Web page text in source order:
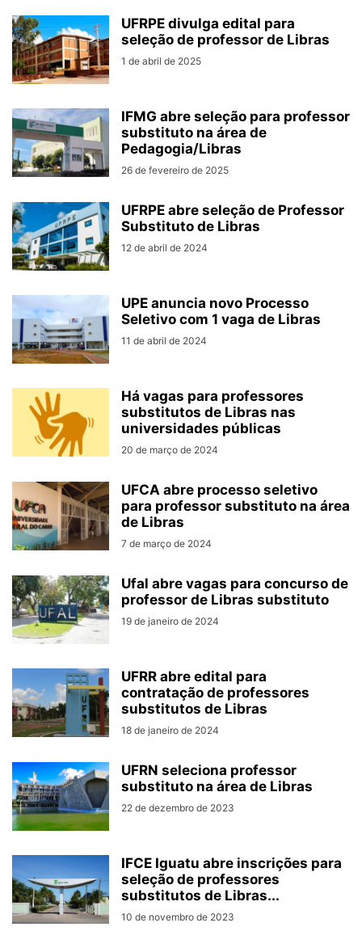
UFRPE divulga edital para
seleção de professor de Libras
1 de abril de 2025
IFMG abre seleção para professor
substituto na área de
Pedagogia/Libras
26 de fevereiro de 2025
UFRPE abre seleção de Professor
Substituto de Libras
12 de abril de 2024
UPE anuncia novo Processo
Seletivo com 1 vaga de Libras
11 de abril de 2024
Há vagas para professores
substitutos de Libras nas
universidades públicas
20 de março de 2024
UFCA abre processo seletivo
para professor substituto na área
de Libras
7 de março de 2024
Ufal abre vagas para concurso de
professor de Libras substituto
19 de janeiro de 2024
UFRR abre edital para
contratação de professores
substitutos de Libras
18 de janeiro de 2024
UFRN seleciona professor
substituto na área de Libras
22 de dezembro de 2023
IFCE Iguatu abre inscrições para
seleção de professores
substitutos de Libras...
10 de novembro de 2023